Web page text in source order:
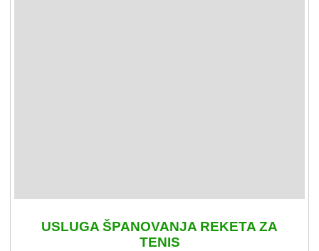
USLUGA ŠPANOVANJA REKETA ZA
TENIS